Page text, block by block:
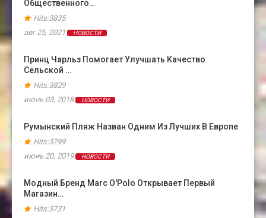
Общественного…
Hits:3835
авг 25, 2021
НОВОСТИ
Принц Чарльз Помогает Улучшать Качество
Сельской …
Hits:3829
июнь 03, 2018
НОВОСТИ
Румынский Пляж Назван Одним Из Лучших В Европе
Hits:3799
июнь 20, 2019
НОВОСТИ
Модный Бренд Marc O'Polo Открывает Первый
Магазин…
Hits:3731